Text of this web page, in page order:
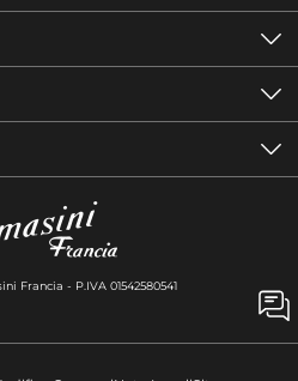
Francia - P.IVA 01542580541